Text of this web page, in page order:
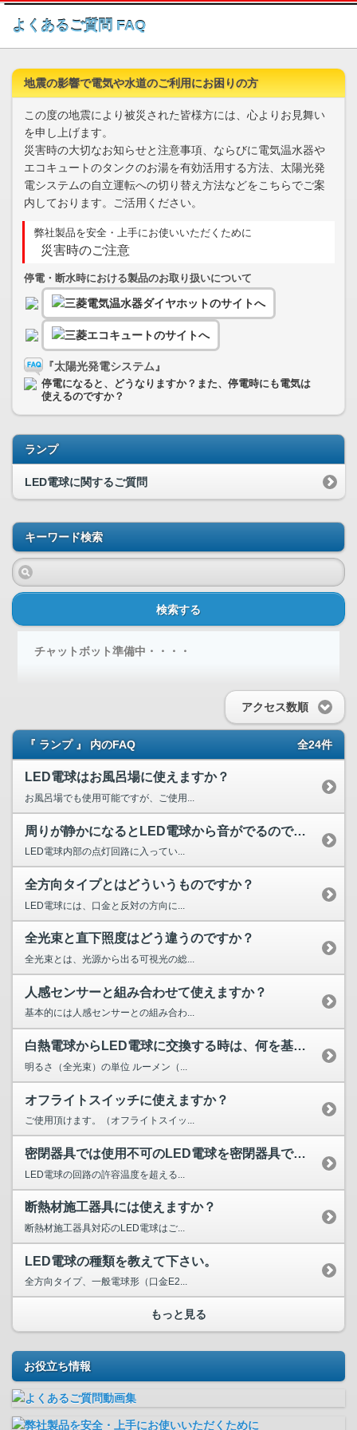
このページの本文へ
よくあるご質問 FAQ
地震の影響で電気や水道のご利用にお困りの方
この度の地震により被災された皆様方には、心よりお見舞い
を申し上げます。
災害時の大切なお知らせと注意事項、ならびに電気温水器や
エコキュートのタンクのお湯を有効活用する方法、太陽光発
電システムの自立運転への切り替え方法などをこちらでご案
内しております。ご活用ください。
弊社製品を安全・上手にお使いいただくために
災害時のご注意
停電・断水時における製品のお取り扱いについて
『太陽光発電システム』
停電になると、どうなりますか？また、停電時にも電気は
使えるのですか？
ランプ
LED電球に関するご質問
キーワード検索
検索する
チャットボット準備中・・・・
アクセス数順
『 ランプ 』 内のFAQ 全24件
LED電球はお風呂場に使えますか？
お風呂場でも使用可能ですが、ご使用...
周りが静かになるとLED電球から音がでるのですが故障ですか？
LED電球内部の点灯回路に入ってい...
全方向タイプとはどういうものですか？
LED電球には、口金と反対の方向に...
全光束と直下照度はどう違うのですか？
全光束とは、光源から出る可視光の総...
人感センサーと組み合わせて使えますか？
基本的には人感センサーとの組み合わ...
白熱電球からLED電球に交換する時は、何を基準に比較すれば...
明るさ（全光束）の単位 ルーメン（...
オフライトスイッチに使えますか？
ご使用頂けます。（オフライトスイッ...
密閉器具では使用不可のLED電球を密閉器具で使用したらどう...
LED電球の回路の許容温度を超える...
断熱材施工器具には使えますか？
断熱材施工器具対応のLED電球はご...
LED電球の種類を教えて下さい。
全方向タイプ、一般電球形（口金E2...
もっと見る
お役立ち情報